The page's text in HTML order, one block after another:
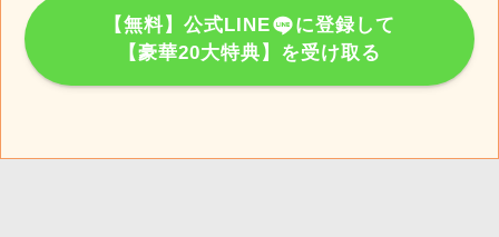
【無料】公式LINE
に登録して
【豪華20大特典】を受け取る